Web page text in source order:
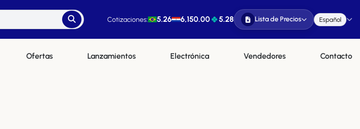
Cotizaciones: 5.26 6,150.00 5.28 Lista de Precios Español
Ofertas Lanzamientos Electrónica Vendedores Contacto